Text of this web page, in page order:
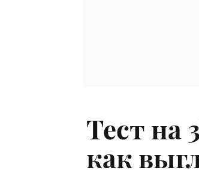
Тест на
как